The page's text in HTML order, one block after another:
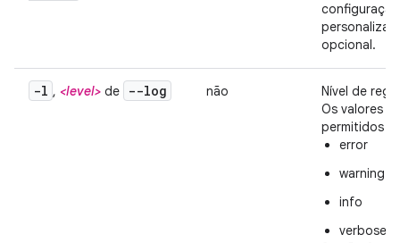
configuração
opcional.
-l , <level> de --log não
Nível de
Os valores
permitidos
error
warning
info
verbose